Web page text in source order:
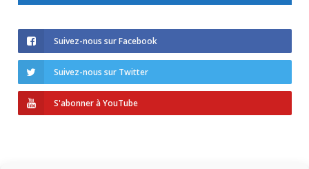
Suivez-nous sur Facebook
Suivez-nous sur Twitter
S'abonner à YouTube